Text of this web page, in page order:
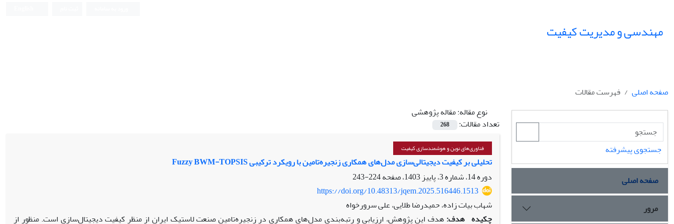
مهندسی و مدیریت کیفیت
صفحه اصلی
فهرست مقالات
نوع مقاله:مقاله پژوهشی
تعداد مقالات:
268
فناوری‌های نوین و هوشمندسازی کیفیت
تحلیلی بر کیفیت دیجیتالی‌سازی مدل‌های همکاری زنجیره‌تامین با رویکرد ترکیبی Fuzzy BWM-TOPSIS
دوره 14، شماره 3، پاییز 1403، صفحه
224-243
https://doi.org/10.48313/jqem.2025.516446.1513
شهاب بیات زاده، حمیدرضا طلایی، علی سرورخواه
چکیده هدف: هدف این پژوهش، ارزیابی و رتبه‌بندی مدل‌های همکاری در زنجیره‌تامین صنعت لاستیک ایران از منظر کیفیت دیجیتال‌سازی است. منظور از
جستجوی پیشرفته
صفحه اصلی
مرور